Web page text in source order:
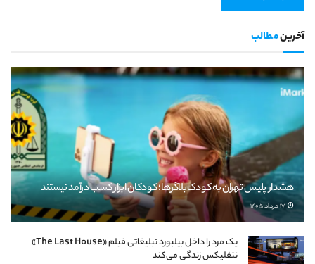
آخرینمطالب
هشدار پلیس تهران به کودک‌بلاگرها؛ کودکان ابزار کسب درآمد نیستند
یک مرد را داخل بیلبورد تبلیغاتی فیلم «The Last House»
نتفلیکس زندگی می‌کند